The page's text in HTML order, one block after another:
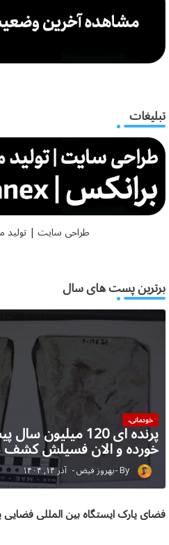
تبلیغات
طراحی سایت | تولید
برترین پست های سال
خودمانی،
خورده و الان فسیلش
بهروز فیض آذر ۱۴, ۱۴۰۴
فضای پارک ایستگاه بین المللی